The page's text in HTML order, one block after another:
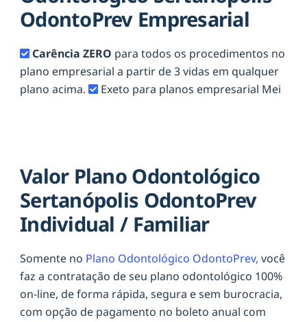
OdontoPrev Empresarial
Carência ZERO para todos os procedimentos no
plano empresarial a partir de 3 vidas em qualquer
plano acima.
Exeto para planos empresarial Mei
Valor Plano Odontológico
Sertanópolis OdontoPrev
Individual / Familiar
Somente no Plano Odontológico OdontoPrev, você
faz a contratação de seu plano odontológico 100%
on-line, de forma rápida, segura e sem burocracia,
com opção de pagamento no boleto anual com